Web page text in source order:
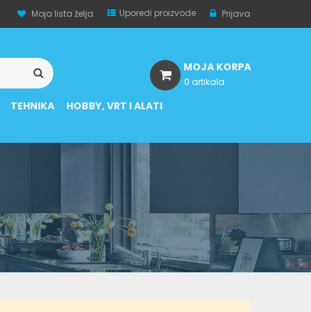
Moja lista želja Uporedi proizvode Prijava
TEHNIKA HOBBY, VRT I ALATI
MOJA KORPA
0 artikala